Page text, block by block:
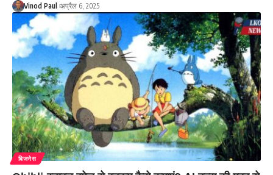
Vinod Paul अप्रैल 6, 2025
बिजनेस